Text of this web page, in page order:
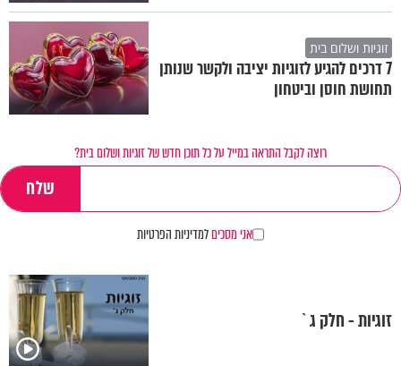
זוגיות ושלום בית
7 דרכים להגיע לזוגיות יציבה ולקשר שנותן
תחושת חוסן וביטחון
רוצה לקבל התראה במייל על כל תוכן חדש של זוגיות ושלום בית?
אני מסכיםלמדיניות הפרטיות
זוגיות - חלק ג`